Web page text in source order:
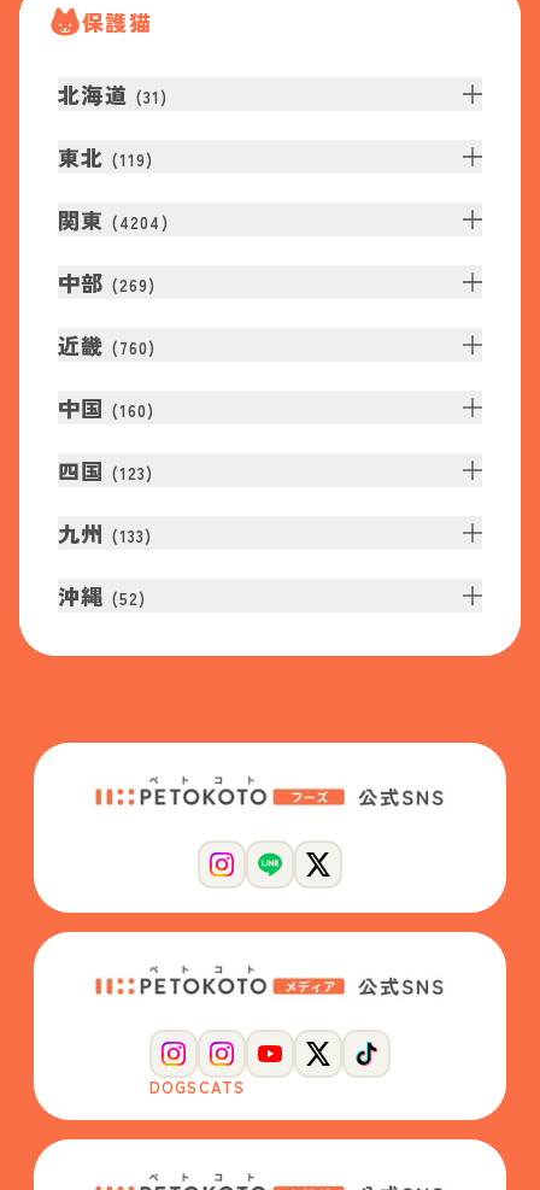
保護猫
北海道 (31 )
東北 (119)
関東 (4204 )
中部 (269)
近畿 (760)
中国 (160)
四国 (123)
九州 (133)
沖縄 (52)
DOGSCATS